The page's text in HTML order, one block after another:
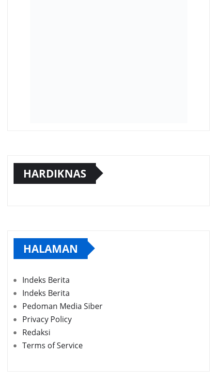
HARDIKNAS
HALAMAN
Indeks Berita
Indeks Berita
Pedoman Media Siber
Privacy Policy
Redaksi
Terms of Service